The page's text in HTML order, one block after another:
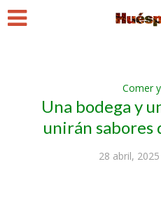
Comer
Una bodega y
unirán sabores
28 abril, 2025